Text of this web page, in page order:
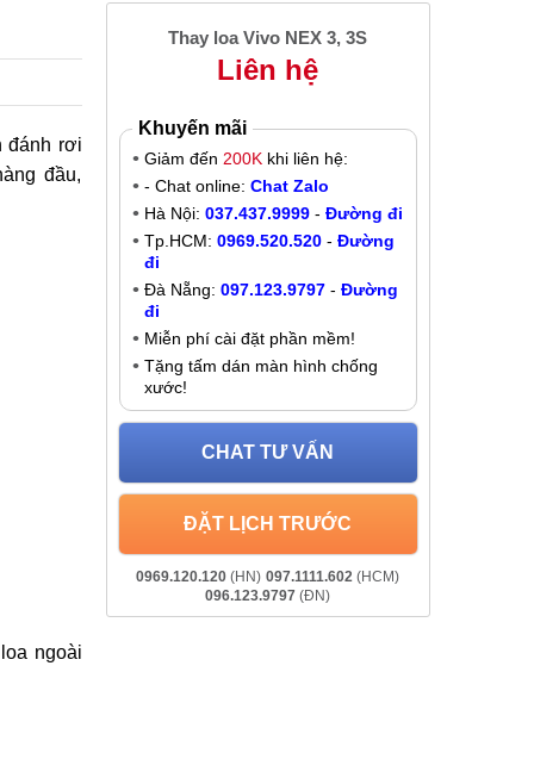
đánh rơi
đầu,
ngoài
Thay loa Vivo NEX 3, 3S
Liên hệ
Khuyến mãi
Giảm đến 200Kkhi liên hệ:
- Chat online: Chat Zalo
Hà Nội: 037.437.9999- Đường đi
Tp.HCM: 0969.520.520- Đường
đi
Đà Nẵng: 097.123.9797- Đường
đi
Miễn phí cài đặt phần mềm!
Tặng tấm dán màn hình chống
xước!
CHAT TƯ VẤN
ĐẶT LỊCH TRƯỚC
0969.120.120 (HN) 097.1111.602 (HCM)
096.123.9797 (ĐN)